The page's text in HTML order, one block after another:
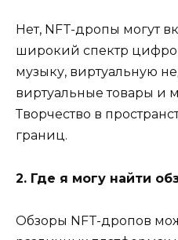
Нет, NFT-дропы могут
широкий спектр
музыку, виртуальную
виртуальные товары и
Творчество в
границ.
2. Где я могу найти
Обзоры NFT-дропов